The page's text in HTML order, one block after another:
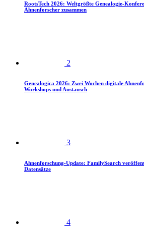
RootsTech 2026: Weltgrößte Genealogie-
Ahnenforscher zusammen
2
Genealogica 2026: Zwei Wochen digitale
Workshops und Austausch
3
Ahnenforschung-Update: FamilySearch
Datensätze
4